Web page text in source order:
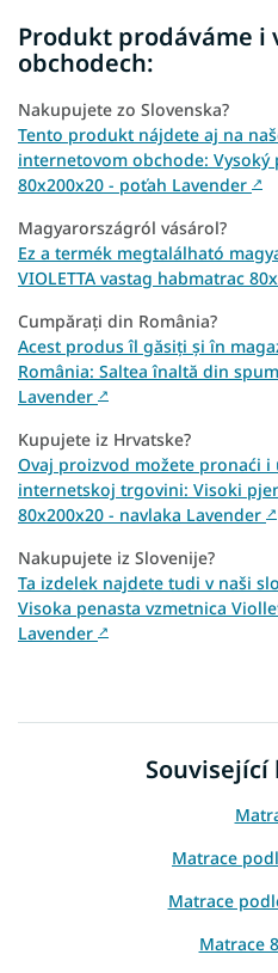
Produkt prodáváme i
obchodech:
Nakupujete zo Slovenska?
Tento produkt nájdete aj na
internetovom obchode: Vysoký
80x200x20 - poťah Lavender ↗
Magyarországról vásárol?
Ez a termék megtalálható
VIOLETTA vastag habmatrac
Cumpărați din România?
Acest produs îl găsiți și în
România: Saltea înaltă din
Lavender ↗
Kupujete iz Hrvatske?
Ovaj proizvod možete pronaći i
internetskoj trgovini: Visoki
80x200x20 - navlaka Lavender ↗
Nakupujete iz Slovenije?
Ta izdelek najdete tudi v naši
Visoka penasta vzmetnica
Lavender ↗
Matrace
Matrace
Matrace